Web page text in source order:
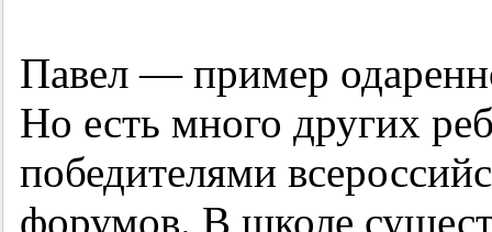
Павел — пример
Но есть много других
победителями
форумов. В школе